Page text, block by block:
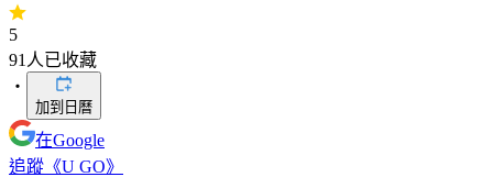
5
91 人已收藏
・
加到日曆
在Google
追蹤《U GO》